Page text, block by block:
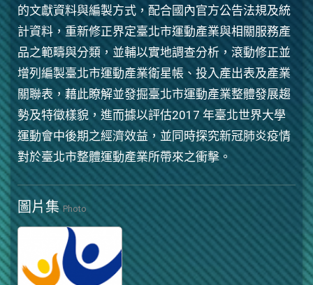
的文獻資料與編製方式，配合國內官方公告法規及統
計資料，重新修正界定臺北市運動產業與相關服務產
品之範疇與分類，並輔以實地調查分析，滾動修正並
增列編製臺北市運動產業衛星帳、投入產出表及產業
關聯表，藉此瞭解並發掘臺北市運動產業整體發展趨
勢及特徵樣貌，進而據以評估2017 年臺北世界大學
運動會中後期之經濟效益，並同時探究新冠肺炎疫情
對於臺北市整體運動產業所帶來之衝擊。
圖片集 Photo